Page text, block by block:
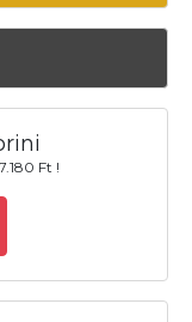
Ft !